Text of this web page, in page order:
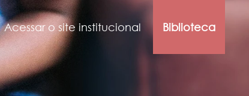
Acessar o site institucional Biblioteca